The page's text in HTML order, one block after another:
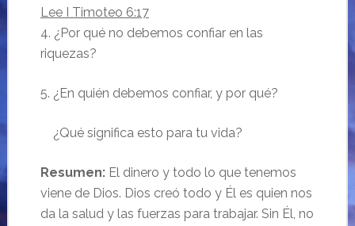
Lee I Timoteo 6:17
4. ¿Por qué no debemos confiar en las
riquezas?
5. ¿En quién debemos confiar, y por qué?
¿Qué significa esto para tu vida?
Resumen:El dinero y todo lo que tenemos
viene de Dios. Dios creó todo y Él es quien nos
da la salud y las fuerzas para trabajar. Sin Él, no